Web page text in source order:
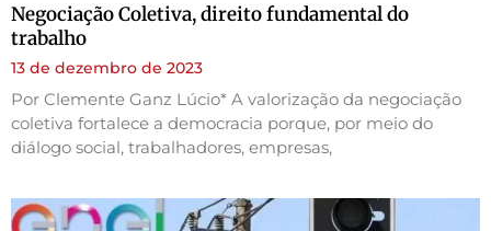
Negociação Coletiva, direito fundamental do
trabalho
13 de dezembro de 2023
Por Clemente Ganz Lúcio* A valorização da negociação
coletiva fortalece a democracia porque, por meio do
diálogo social, trabalhadores, empresas,